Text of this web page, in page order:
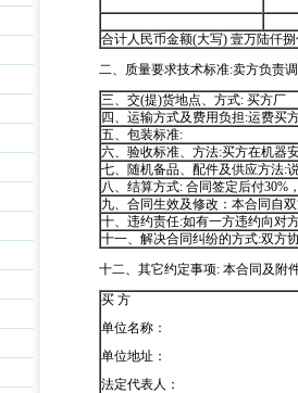
合计人民币金额(大写) 壹万陆仟
二、质量要求技术标准:卖方负责
三、交(提)货地点、方式: 买方厂
四、运输方式及费用负担:运费买
五、包装标准:
六、验收标准、方法:买方在机器
七、随机备品、配件及供应方法:
八、结算方式: 合同签定后付30%
九、合同生效及修改：本合同自
十、违约责任:如有一方违约向对
十一、解决合同纠纷的方式:双方
十二、其它约定事项: 本合同及附
买 方
单位名称：
单位地址：
法定代表人：